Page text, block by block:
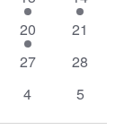
evento
evento
4
eventi
20
0
21
0
27
0
28
0
4
0
5